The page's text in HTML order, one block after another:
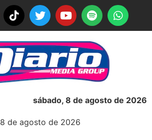
sábado, 8 de agosto de 2026
8 de agosto de 2026